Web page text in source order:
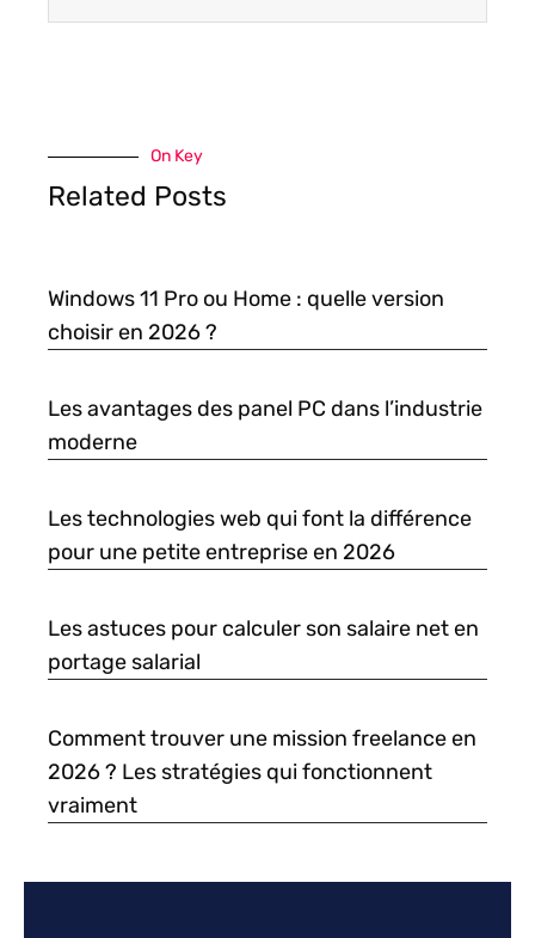
On Key
Related Posts
Windows 11 Pro ou Home : quelle version
choisir en 2026 ?
Les avantages des panel PC dans l’industrie
moderne
Les technologies web qui font la différence
pour une petite entreprise en 2026
Les astuces pour calculer son salaire net en
portage salarial
Comment trouver une mission freelance en
2026 ? Les stratégies qui fonctionnent
vraiment